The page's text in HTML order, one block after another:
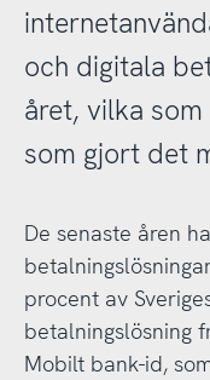
och digitala
året, vilka
som gjort det
De senaste åren
procent av
betalningslösning
Mobilt bank-id,